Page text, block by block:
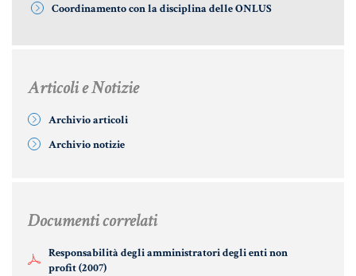
LE PAROLE DIFFICILI DEL NOTAIO
USUFRUTTO
CERTIFICAZIONE ENERGETICA
Coordinamento con la disciplina delle ONLUS
Articoli e Notizie
Archivio articoli
Archivio notizie
Documenti correlati
Responsabilità degli amministratori degli enti non
profit (2007)